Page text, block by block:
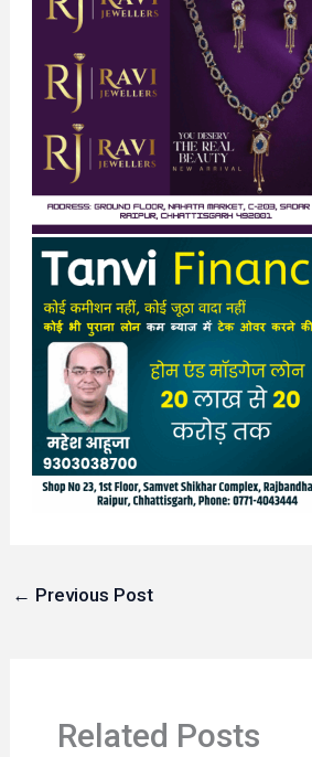
← Previous Post
Related Posts